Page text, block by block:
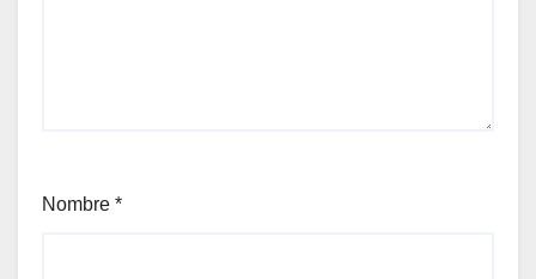
Nombre *